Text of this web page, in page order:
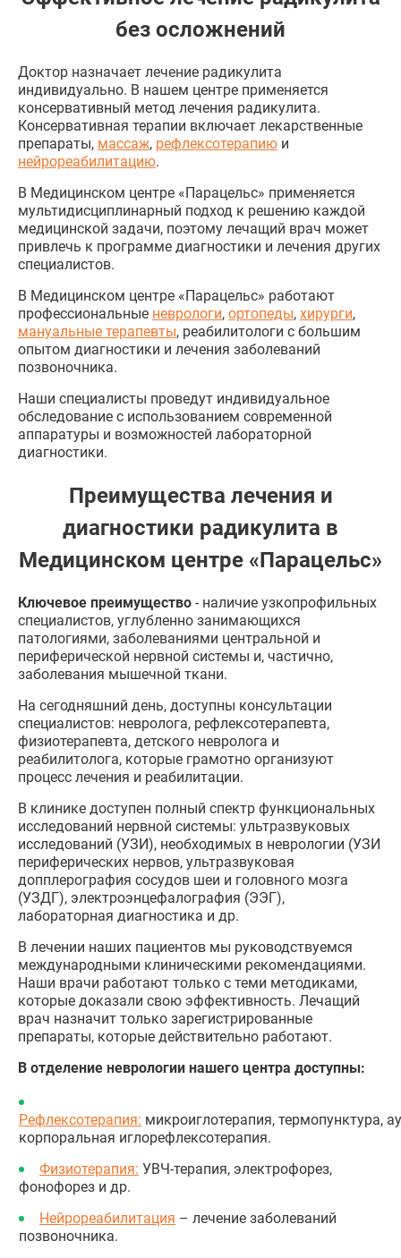
без осложнений
Доктор назначает лечение радикулита
индивидуально. В нашем центре применяется
консервативный метод лечения радикулита.
Консервативная терапии включает лекарственные
препараты, массаж, рефлексотерапию и
нейрореабилитацию.
В Медицинском центре «Парацельс» применяется
мультидисциплинарный подход к решению каждой
медицинской задачи, поэтому лечащий врач может
привлечь к программе диагностики и лечения других
специалистов.
В Медицинском центре «Парацельс» работают
профессиональные неврологи, ортопеды, хирурги,
мануальные терапевты, реабилитологи с большим
опытом диагностики и лечения заболеваний
позвоночника.
Наши специалисты проведут индивидуальное
обследование с использованием современной
аппаратуры и возможностей лабораторной
диагностики.
Преимущества лечения и
диагностики радикулита в
Медицинском центре «Парацельс»
Ключевое преимущество - наличие узкопрофильных
специалистов, углубленно занимающихся
патологиями, заболеваниями центральной и
периферической нервной системы и, частично,
заболевания мышечной ткани.
На сегодняшний день, доступны консультации
специалистов: невролога, рефлексотерапевта,
физиотерапевта, детского невролога и
реабилитолога, которые грамотно организуют
процесс лечения и реабилитации.
В клинике доступен полный спектр функциональных
исследований нервной системы: ультразвуковых
исследований (УЗИ), необходимых в неврологии (УЗИ
периферических нервов, ультразвуковая
допплерография сосудов шеи и головного мозга
(УЗДГ), электроэнцефалография (ЭЭГ),
лабораторная диагностика и др.
В лечении наших пациентов мы руководствуемся
международными клиническими рекомендациями.
Наши врачи работают только с теми методиками,
которые доказали свою эффективность. Лечащий
врач назначит только зарегистрированные
препараты, которые действительно работают.
В отделение неврологии нашего центра доступны:
Рефлексотерапия: микроиглотерапия, термопунктура,
корпоральная иглорефлексотерапия.
Физиотерапия: УВЧ-терапия, электрофорез,
фонофорез и др.
Нейрореабилитация – лечение заболеваний
позвоночника.